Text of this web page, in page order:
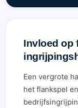
Invloed op
Een vergrote
het flankspel